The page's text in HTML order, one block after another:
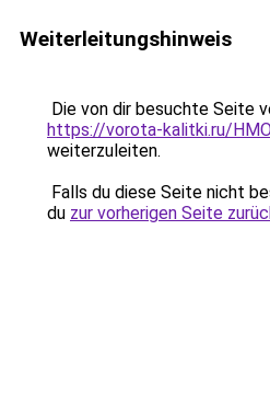
Weiterleitungshinweis
Die von dir besuchte Seite
https://vorota-kalitki.ru/
weiterzuleiten.
Falls du diese Seite nicht
du zur vorherigen Seite